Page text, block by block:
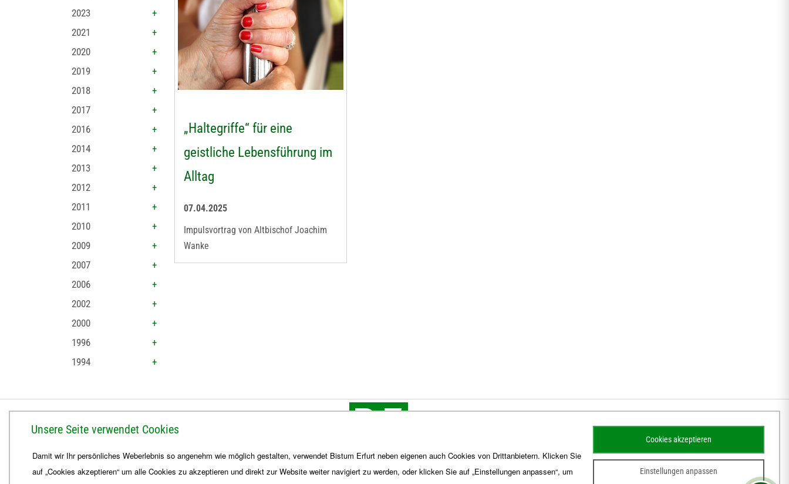
2023
2021
2020
2019
2018
2017
2016
2014
2013
2012
2011
2010
2009
2007
2006
2002
2000
1996
1994
„Haltegriffe“ für eine
geistliche Lebensführung im
Alltag
07.04.2025
Impulsvortrag von Altbischof Joachim
Wanke
BISTUM ERFURT
Bischöfliches Ordinariat
Herrmannsplatz 9, 99084 Erfurt
Unsere Seite verwendet Cookies
Damit wir Ihr persönliches Weberlebnis so angenehm wie möglich gestalten, verwendet Bistum Erfurt neben eigenen auch Cookies von Drittanbietern. Klicken Sie
auf „Cookies akzeptieren“ um alle Cookies zu akzeptieren und direkt zur Website weiter navigiert zu werden, oder klicken Sie auf „Einstellungen anpassen“, um
Einstellungen anpassen
Cookies akzeptieren